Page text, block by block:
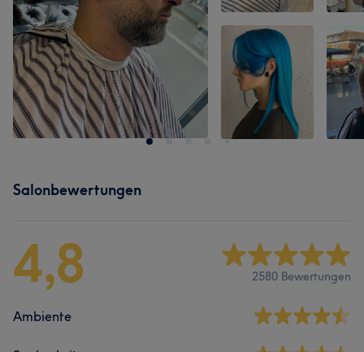
Salonbewertungen
4,8 2580 Bewertungen
Ambiente